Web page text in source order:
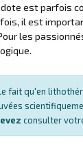
est parfois
il est
les
fait qu'en
consulter